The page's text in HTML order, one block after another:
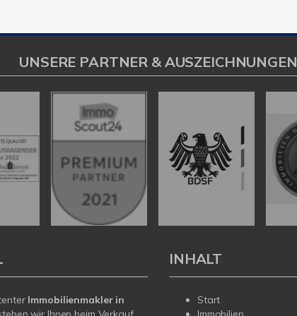
UNSERE PARTNER & AUSZEICHNUNGEN
Immobilienmakler in
INHALT
Start